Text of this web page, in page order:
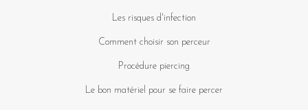
Les risques d'infection
Comment choisir son perceur
Procédure piercing
Le bon matériel pour se faire percer